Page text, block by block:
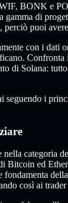
BONK e
gamma di
puoi
con i dati
di Solana:
seguendo i
nella categoria
Bitcoin ed
fondamenta
così ai